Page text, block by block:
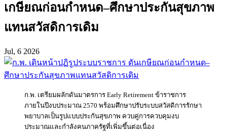
เกษียณก่อนกำหนด–ศึกษาประกันสุขภาพ
แทนสวัสดิการเดิม
Jul, 6 2026
ก.พ. เตรียมผลักดันมาตรการ Early Retirement ข้าราชการ
ภายในปีงบประมาณ 2570 พร้อมศึกษาปรับระบบสวัสดิการรักษา
พยาบาลเป็นรูปแบบประกันสุขภาพ ควบคู่การควบคุมงบ
ประมาณและกำลังคนภาครัฐที่เพิ่มขึ้นต่อเนื่อง